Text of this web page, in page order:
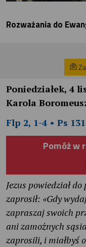
Rozważania do
Poniedziałek, 4
Karola
Flp 2, 1-4 • Ps
Pomóż w
Jezus powiedział
zaprosił: «Gdy
zapraszaj swoich
ani zamożnych
zaprosili, i miałbyś